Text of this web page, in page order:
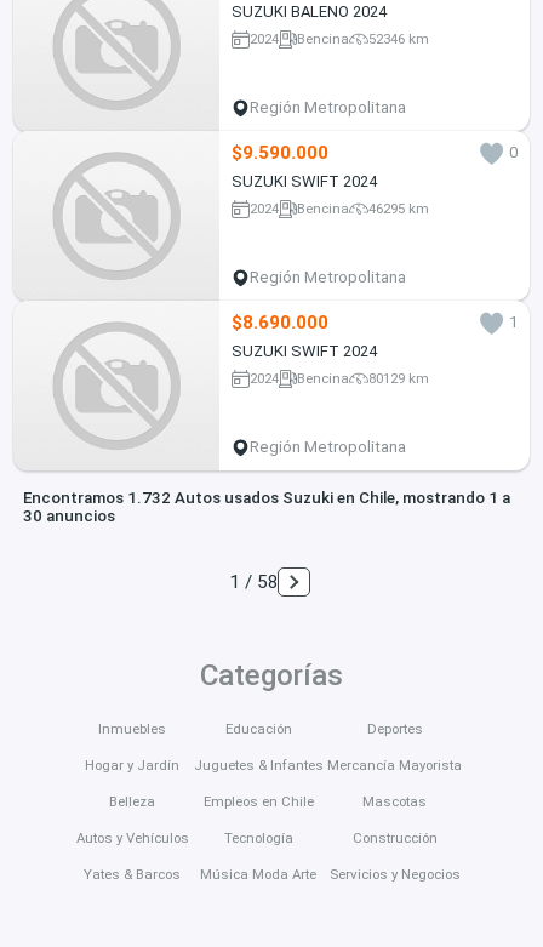
SUZUKI BALENO 2024
2024 Bencina 52346 km
Región Metropolitana
$9.590.000
0
SUZUKI SWIFT 2024
2024 Bencina 46295 km
Región Metropolitana
$8.690.000
1
SUZUKI SWIFT 2024
2024 Bencina 80129 km
Región Metropolitana
Encontramos 1.732 Autos usados Suzuki en Chile, mostrando 1 a
30 anuncios
1 / 58
Categorías
Inmuebles
Hogar y Jardín
Belleza
Autos y Vehículos
Yates & Barcos
Educación
Juguetes & Infantes
Empleos en Chile
Tecnología
Música Moda Arte
Deportes
Mercancía Mayorista
Mascotas
Construcción
Servicios y Negocios